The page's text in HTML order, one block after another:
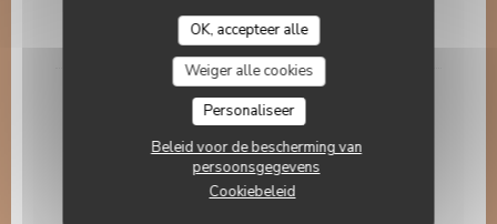
OK, accepteer alle
Weiger alle cookies
Personaliseer
Beleid voor de bescherming van
persoonsgegevens
Cookiebeleid
17,00 EUR
salade césar
salade poulet, tomate , parmesan
16,00 EUR